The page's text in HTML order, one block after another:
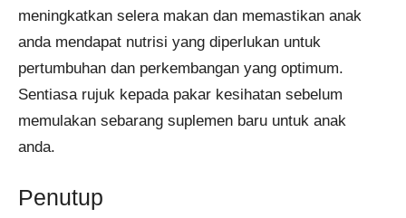
meningkatkan selera makan dan memastikan anak
anda mendapat nutrisi yang diperlukan untuk
pertumbuhan dan perkembangan yang optimum.
Sentiasa rujuk kepada pakar kesihatan sebelum
memulakan sebarang suplemen baru untuk anak
anda.
Penutup